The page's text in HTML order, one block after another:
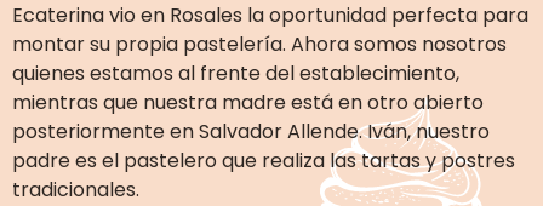
Ecaterina vio en Rosales la oportunidad perfecta para
montar su propia pastelería. Ahora somos nosotros
quienes estamos al frente del establecimiento,
mientras que nuestra madre está en otro abierto
posteriormente en Salvador Allende. Iván, nuestro
padre es el pastelero que realiza las tartas y postres
tradicionales.